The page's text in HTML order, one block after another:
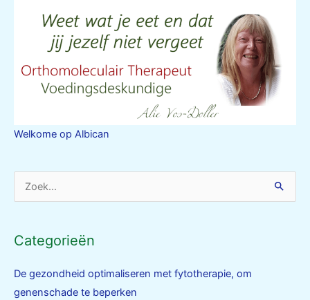
Welkome op Albican
Zoek
Categorieën
De gezondheid optimaliseren met fytotherapie, om
genenschade te beperken